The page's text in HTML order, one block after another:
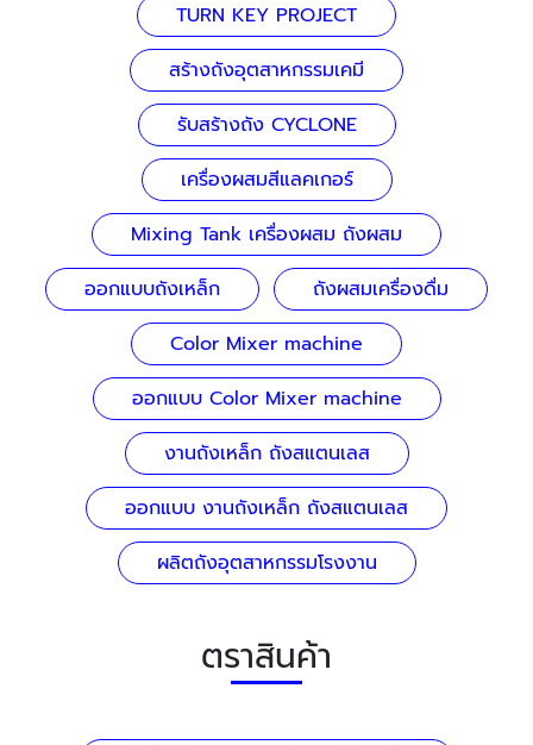
TURN KEY PROJECT
สร้างถังอุตสาหกรรมเคมี
รับสร้างถัง CYCLONE
เครื่องผสมสีแลคเกอร์
Mixing Tank เครื่องผสม ถังผสม
ออกแบบถังเหล็ก
ถังผสมเครื่องดื่ม
Color Mixer machine
ออกแบบ Color Mixer machine
งานถังเหล็ก ถังสแตนเลส
ออกแบบ งานถังเหล็ก ถังสแตนเลส
ผลิตถังอุตสาหกรรมโรงงาน
ตราสินค้า